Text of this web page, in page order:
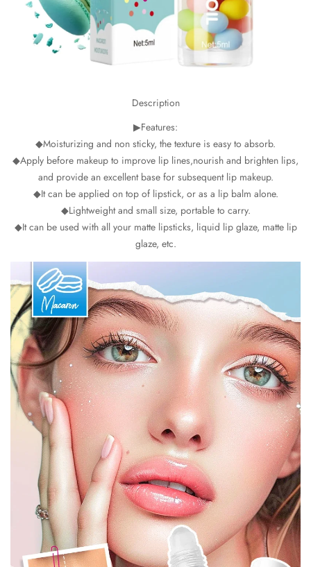
Description
▶Features:
◆Moisturizing and non sticky, the texture is easy to absorb.
◆Apply before makeup to improve lip lines,nourish and brighten lips,
and provide an excellent base for subsequent lip makeup.
◆It can be applied on top of lipstick, or as a lip balm alone.
◆Lightweight and small size, portable to carry.
◆It can be used with all your matte lipsticks, liquid lip glaze, matte lip
glaze, etc.